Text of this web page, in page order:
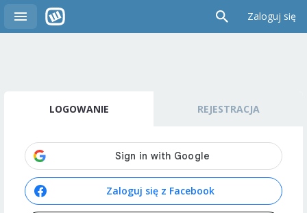
Zaloguj się
LOGOWANIE REJESTRACJA
Zaloguj się z Facebook